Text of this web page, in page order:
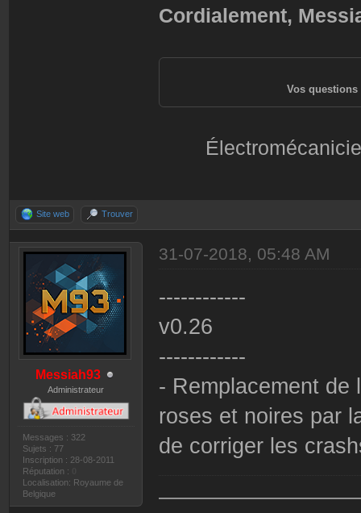
Cordialement,
Vos questions
Site web Trouver
Messiah93
Administrateur
Messages : 322
Sujets : 77
Inscription : 28-08-2011
Réputation :
Localisation: Royaume de
Belgique
31-07-2018, 05:48 AM
------------
v0.26
------------
- Remplacement de
roses et noires par
de corriger les